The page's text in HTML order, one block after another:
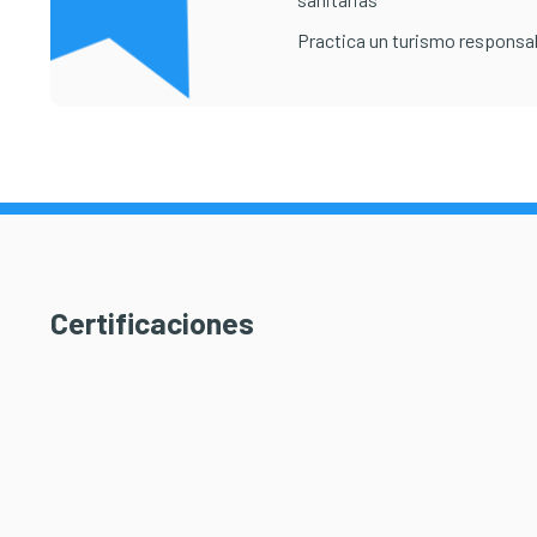
Practica un turismo
Certificaciones